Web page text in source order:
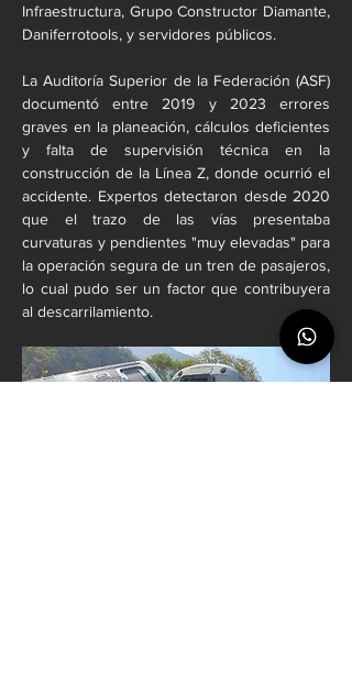
Infraestructura, Grupo Constructor Diamante,
Daniferrotools, y servidores públicos.
La Auditoría Superior de la Federación (ASF)
documentó entre 2019 y 2023 errores
graves en la planeación, cálculos deficientes
y falta de supervisión técnica en la
construcción de la Línea Z, donde ocurrió el
accidente. Expertos detectaron desde 2020
que el trazo de las vías presentaba
curvaturas y pendientes "muy elevadas" para
la operación segura de un tren de pasajeros,
lo cual pudo ser un factor que contribuyera
al descarrilamiento.